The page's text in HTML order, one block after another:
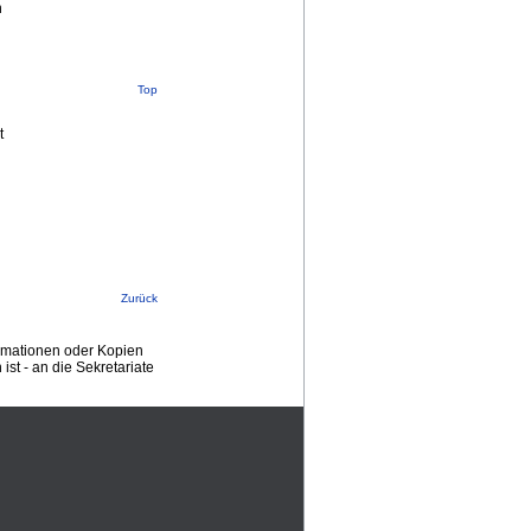
Top
Zurück
oder Kopien
- an die Sekretariate